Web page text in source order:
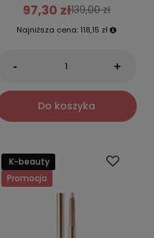
97,30 zł139,00 zł
Najniższa cena: 118,15 zł
- +
Do koszyka
K-beauty
Promocja